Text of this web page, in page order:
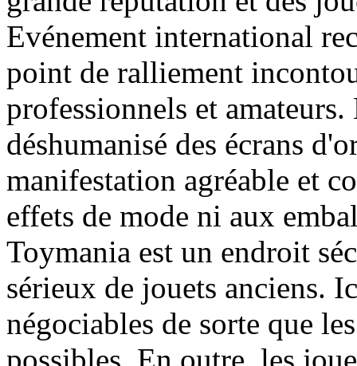
Evénement international
point de ralliement
professionnels et
déshumanisé des écrans
manifestation agréable et
effets de mode ni aux
Toymania est un endroit
sérieux de jouets anciens.
négociables de sorte que